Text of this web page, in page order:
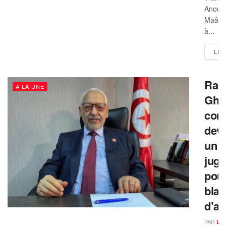
à...
A LA UNE
un
juge
PAR LA